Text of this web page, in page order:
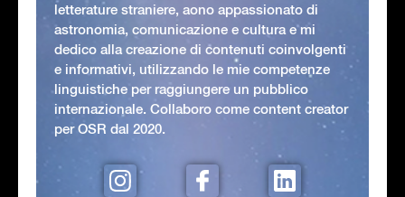
letterature straniere, aono appassionato di
astronomia, comunicazione e cultura e mi
dedico alla creazione di contenuti coinvolgenti
e informativi, utilizzando le mie competenze
linguistiche per raggiungere un pubblico
internazionale. Collaboro come content creator
per OSR dal 2020.